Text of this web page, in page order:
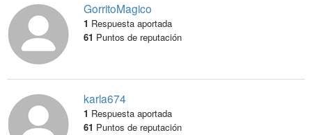
GorritoMagico
1 Respuesta aportada
61 Puntos de reputación
karla674
1 Respuesta aportada
61 Puntos de reputación